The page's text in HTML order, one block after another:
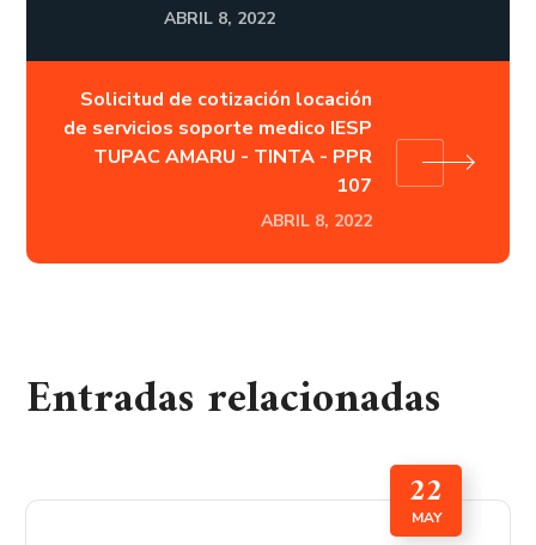
ABRIL 8, 2022
Solicitud de cotización locación
de servicios soporte medico IESP
TUPAC AMARU - TINTA - PPR
107
ABRIL 8, 2022
Entradas relacionadas
22
MAY